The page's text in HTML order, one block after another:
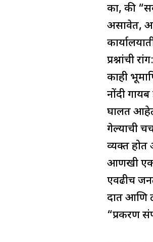
का, की
असावेत,
प्रश्नांची
काही
नोंदी
घालत
गेल्याची
व्यक्त होत
आणखी एक
एवढीच
दात आणि
“प्रकरण